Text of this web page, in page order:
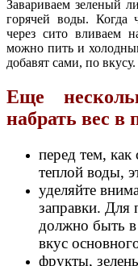
Завариваем зеленый
горячей воды. Когда
через сито вливаем
можно пить и
добавят сами, по вкусу.
Еще
набрать вес в
перед тем, как
теплой воды,
уделяйте
заправки. Для
должно быть в
вкус
фрукты,